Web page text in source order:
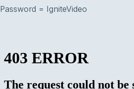
Password = IgniteVideo